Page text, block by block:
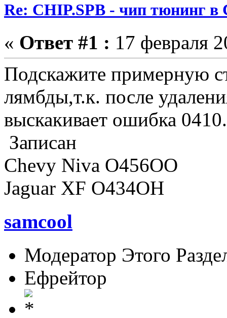
Re: CHIP.SPB - чип тюнинг в
« Ответ #1 : 17 февраля
Подскажите примерную
лямбды,т.к. после
выскакивает ошибка
Записан
Chevy Niva O456OO
Jaguar XF O434OH
samcool
Модератор Этого
Ефрейтор